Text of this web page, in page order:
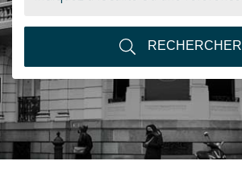
+34 935 178 067
RECHERCHER
Modifier les cookies